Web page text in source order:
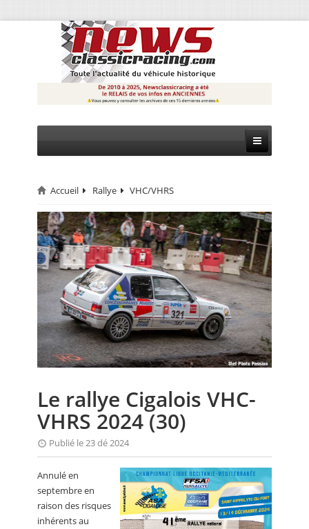
CIRCUIT
RALLYE
MONTAGNE
EVÈNEMENTS
CALENDRIER
FOCUS
ANNUAIRES
PETITES ANNONCES
Accueil Rallye VHC/VHRS
Le rallye Cigalois VHC-
VHRS 2024 (30)
Publié le 23 dé 2024
Annulé en
septembre en
raison des risques
inhérents au